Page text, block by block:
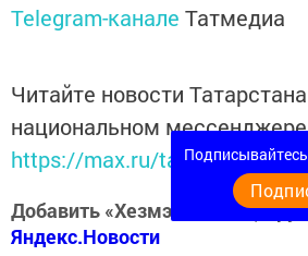
Telegram-канале Татмедиа
Читайте новости
национальном
https://max.ru/tatmedia
Добавить «Хезмэт даны»
Яндекс.Новости